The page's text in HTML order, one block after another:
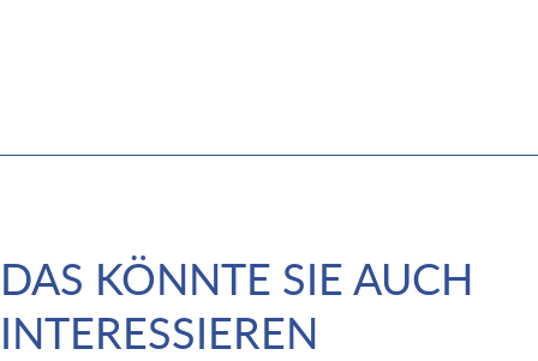
DAS KÖNNTE SIE AUCH
INTERESSIEREN